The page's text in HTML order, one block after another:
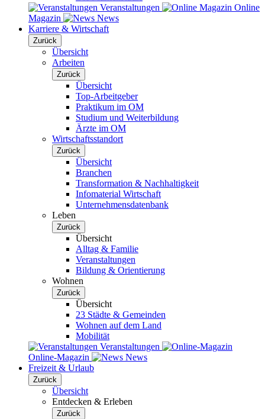
Veranstaltungen
Online
Magazin
News
Karriere & Wirtschaft
Zurück
Übersicht
Arbeiten
Zurück
Übersicht
Top-Arbeitgeber
Praktikum im OM
Studium und Weiterbildung
Ärzte im OM
Wirtschaftsstandort
Zurück
Übersicht
Branchen
Transformation & Nachhaltigkeit
Infomaterial Wirtschaft
Unternehmensdatenbank
Leben
Zurück
Übersicht
Alltag & Familie
Veranstaltungen
Bildung & Orientierung
Wohnen
Zurück
Übersicht
23 Städte & Gemeinden
Wohnen auf dem Land
Mobilität
Veranstaltungen
Online-Magazin
News
Freizeit & Urlaub
Zurück
Übersicht
Entdecken & Erleben
Zurück